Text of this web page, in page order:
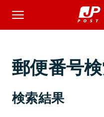
郵便番号
検索結果